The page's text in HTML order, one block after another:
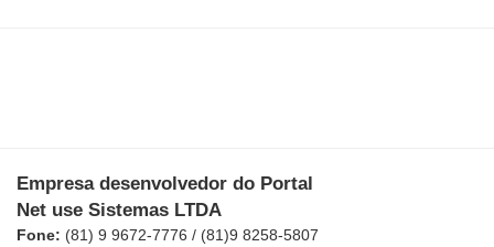
Empresa desenvolvedor do Portal
Net use Sistemas LTDA
Fone: (81) 9 9672-7776 / (81)9 8258-5807